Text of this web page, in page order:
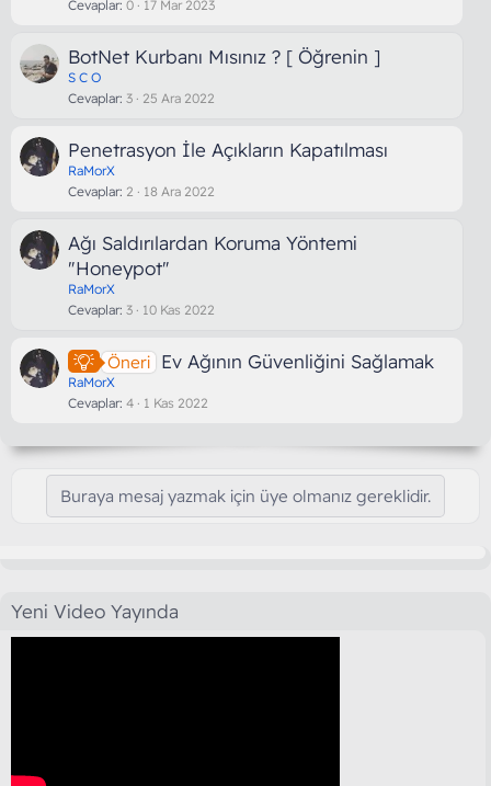
Cevaplar 0 17 Mar 2023
BotNet Kurbanı Mısınız ? [ Öğrenin ]
S C O
Cevaplar 3 25 Ara 2022
Penetrasyon İle Açıkların Kapatılması
RaMorX
Cevaplar 2 18 Ara 2022
Ağı Saldırılardan Koruma Yöntemi
"Honeypot"
RaMorX
Cevaplar 3 10 Kas 2022
Öneri Ev Ağının Güvenliğini Sağlamak
RaMorX
Cevaplar 4 1 Kas 2022
Buraya mesaj yazmak için üye olmanız gereklidir.
Yeni Video Yayında